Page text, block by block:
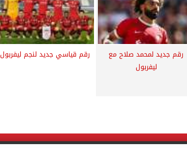
رقم جديد لمحمد صلاح مع
ليفربول
رقم قياسي جديد لنجم ليفربول